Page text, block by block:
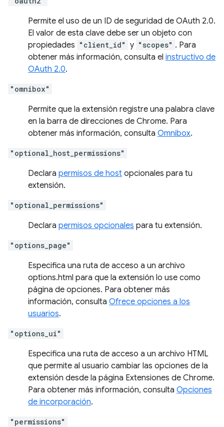
Permite el uso de un ID de seguridad de OAuth 2.0.
El valor de esta clave debe ser un objeto con
propiedades "client_id" y "scopes" . Para
obtener más información, consulta el instructivo de
OAuth 2.0.
"omnibox"
Permite que la extensión registre una palabra clave
en la barra de direcciones de Chrome. Para
obtener más información, consulta Omnibox.
"optional_host_permissions"
Declara permisos de host opcionales para tu
extensión.
"optional_permissions"
Declara permisos opcionales para tu extensión.
"options_page"
Especifica una ruta de acceso a un archivo
options.html para que la extensión lo use como
página de opciones. Para obtener más
información, consulta Ofrece opciones a los
usuarios.
"options_ui"
Especifica una ruta de acceso a un archivo HTML
que permite al usuario cambiar las opciones de la
extensión desde la página Extensiones de Chrome.
Para obtener más información, consulta Opciones
de incorporación.
"permissions"